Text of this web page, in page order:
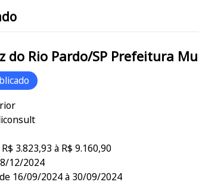
Santa Cruz do Rio
3.823,93 à R$ 9.160,90
12/2024
16/09/2024 à 30/09/2024